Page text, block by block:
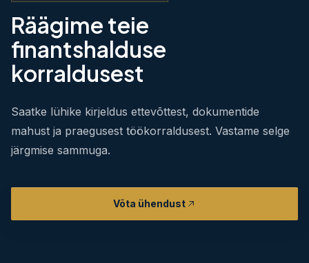
Räägime teie
finantshalduse
korraldusest
Saatke lühike kirjeldus ettevõttest, dokumentide
mahust ja praegusest töökorraldusest. Vastame selge
järgmise sammuga.
Võta ühendust